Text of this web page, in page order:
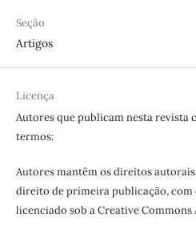
Seção
Artigos
Licença
Autores que publicam nesta revista
termos:
Autores mantêm os direitos
direito de primeira publicação,
licenciado sob a Creative